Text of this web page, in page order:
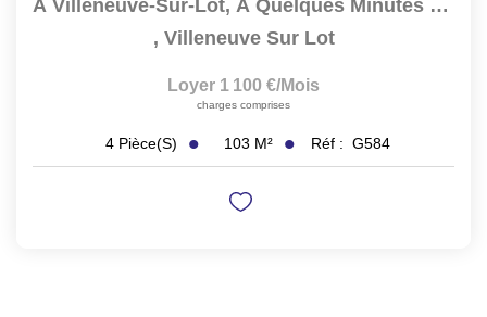
À Villeneuve-Sur-Lot, À Quelques Minutes À Pied Du...
, Villeneuve Sur Lot
Loyer 1 100 €/mois
charges comprises
4 Pièce(s) 103 M² Réf : G584